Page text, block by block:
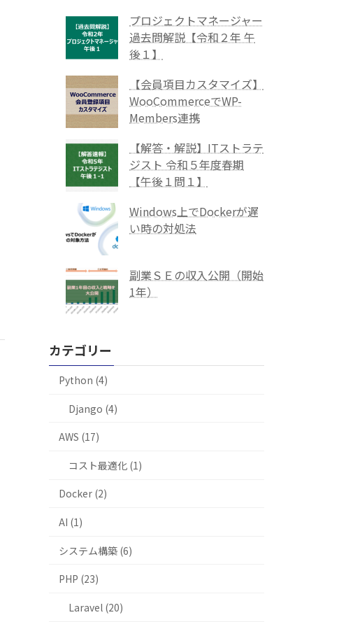
プロジェクトマネージャー
過去問解説【令和２年 午
後１】
【会員項目カスタマイズ】
WooCommerceでWP-
Members連携
【解答・解説】ITストラテ
ジスト 令和５年度春期
【午後１問１】
Windows上でDockerが遅
い時の対処法
副業ＳＥの収入公開（開始
1年）
カテゴリー
Python (4)
Django (4)
AWS (17)
コスト最適化 (1)
Docker (2)
AI (1)
システム構築 (6)
PHP (23)
Laravel (20)